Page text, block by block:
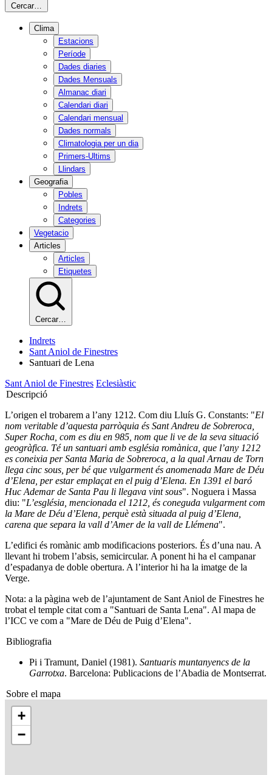
Cercar…
Clima
Estacions
Període
Dades diaries
Dades Mensuals
Almanac diari
Calendari diari
Calendari mensual
Dades normals
Climatologia per un dia
Primers-Ultims
Llindars
Geografia
Pobles
Indrets
Categories
Vegetacio
Articles
Articles
Etiquetes
Cercar…
Indrets
Sant Aniol de Finestres
Santuari de Lena
Sant Aniol de Finestres Eclesiàstic
Descripció
L’origen el trobarem a l’any 1212. Com diu Lluís G. Constants: "El
nom veritable d’aquesta parròquia és Sant Andreu de Sobreroca,
Super Rocha, com es diu en 985, nom que li ve de la seva situació
geogràfica. Té un santuari amb església romànica, que l’any 1212
es coneixia per Santa Maria de Sobreroca, a la qual Arnau de Torn
llega cinc sous, per bé que vulgarment és anomenada Mare de Déu
d’Elena, per estar emplaçat en el puig d’Elena. En 1391 el baró
Huc Ademar de Santa Pau li llegava vint sous". Noguera i Massa
diu: "L’església, mencionada el 1212, és coneguda vulgarment com
la Mare de Déu d’Elena, perquè està situada al puig d’Elena,
carena que separa la vall d’Amer de la vall de Llémena".
L’edifici és romànic amb modificacions posteriors. És d’una nau. A
llevant hi trobem l’absis, semicircular. A ponent hi ha el campanar
d’espadanya de doble obertura. A l’interior hi ha la imatge de la
Verge.
Nota: a la pàgina web de l’ajuntament de Sant Aniol de Finestres he
trobat el temple citat com a "Santuari de Santa Lena". Al mapa de
l’ICC ve com a "Mare de Déu de Puig d’Elena".
Bibliografia
Pi i Tramunt, Daniel (1981). Santuaris muntanyencs de la
Garrotxa. Barcelona: Publicacions de l’Abadia de Montserrat.
Sobre el mapa
+
−